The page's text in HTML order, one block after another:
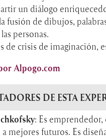
un diálogo
fusión de dibujos,
personas.
de crisis de imaginación,
Alpogo.com
DE ESTA
: Es
mejores futuros. Es